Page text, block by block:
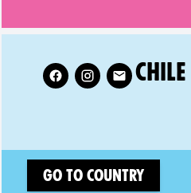
COUNTRY GROUP:
CHILE
Follow XR Chile on
Go to country